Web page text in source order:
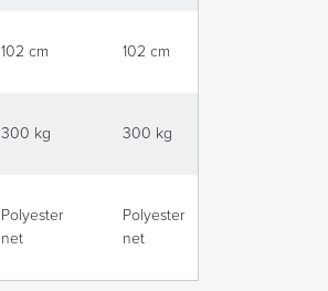
102 cm 102 cm
300 kg 300 kg
Polyester
net
Polyester
net